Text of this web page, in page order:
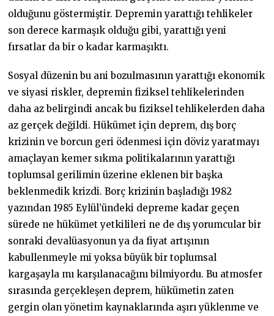
olduğunu göstermiştir. Depremin yarattığı tehlikeler
son derece karmaşık olduğu gibi, yarattığı yeni
fırsatlar da bir o kadar karmaşıktı.
Sosyal düzenin bu ani bozulmasının yarattığı ekonomik
ve siyasi riskler, depremin fiziksel tehlikelerinden
daha az belirgindi ancak bu fiziksel tehlikelerden daha
az gerçek değildi. Hükümet için deprem, dış borç
krizinin ve borcun geri ödenmesi için döviz yaratmayı
amaçlayan kemer sıkma politikalarının yarattığı
toplumsal gerilimin üzerine eklenen bir başka
beklenmedik krizdi. Borç krizinin başladığı 1982
yazından 1985 Eylül’ündeki depreme kadar geçen
sürede ne hükümet yetkilileri ne de dış yorumcular bir
sonraki devalüasyonun ya da fiyat artışının
kabullenmeyle mi yoksa büyük bir toplumsal
kargaşayla mı karşılanacağını bilmiyordu. Bu atmosfer
sırasında gerçekleşen deprem, hükümetin zaten
gergin olan yönetim kaynaklarında aşırı yüklenme ve